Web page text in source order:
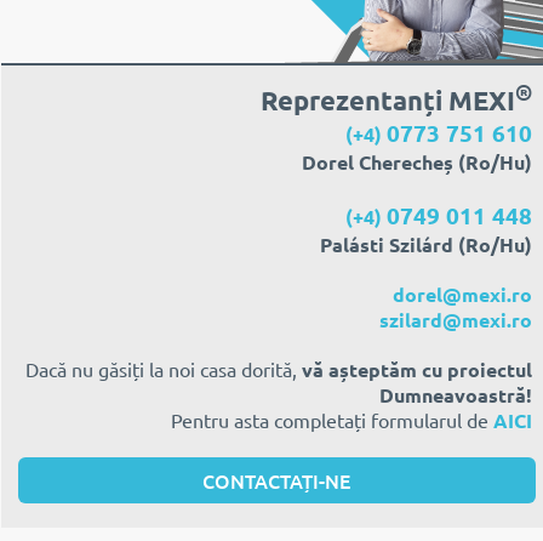
Reprezentanți MEXI®
(+4) 0773 751 610
Dorel Cherecheș (Ro/Hu)
(+4) 0749 011 448
Palásti Szilárd (Ro/Hu)
dorel@mexi.ro
szilard@mexi.ro
Dacă nu găsiți la noi casa dorită, vă așteptăm cu proiectul
Dumneavoastră!
Pentru asta completați formularul de AICI
CONTACTAȚI-NE